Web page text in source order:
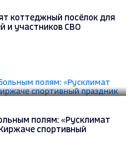
коттеджный посёлок для
и участников СВО
полям: «Русклимат
спортивный